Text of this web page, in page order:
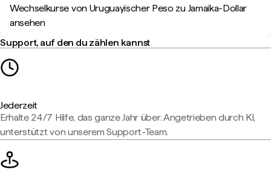
Wechselkurse von Uruguayischer Peso zu Jamaika-Dollar
ansehen
Support, auf den du zählen kannst
Jederzeit
Erhalte 24/7 Hilfe, das ganze Jahr über. Angetrieben durch KI,
unterstützt von unserem Support-Team.